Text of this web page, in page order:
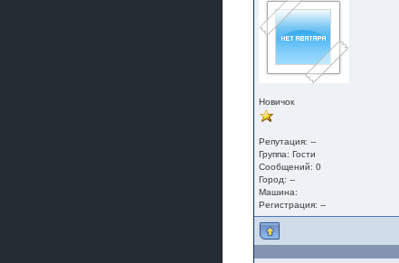
Новичок
Репутация: --
Группа:Гости
Сообщений: 0
Город: --
Машина:
Регистрация: --